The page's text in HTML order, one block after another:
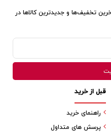
تخفیف‌ها و جدیدترین کالاها در
قبل از خرید
راهنمای خرید
پرسش های متداول